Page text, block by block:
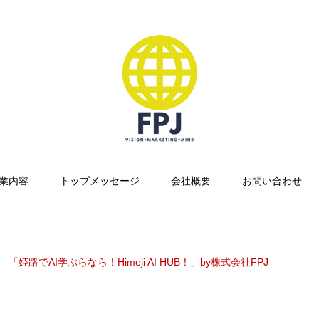
内容 トップメッセージ 会社概要 お問い合わせ
「姫路でAI学ぶらなら！Himeji AI HUB！」by株式会社FPJ